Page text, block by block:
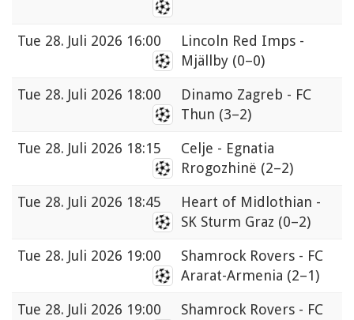
Tue 28. Juli 2026 16:00
Lincoln Red Imps -
Mjällby (0–0)
Tue 28. Juli 2026 18:00
Dinamo Zagreb - FC
Thun (3–2)
Tue 28. Juli 2026 18:15
Celje - Egnatia
Rrogozhinë (2–2)
Tue 28. Juli 2026 18:45
Heart of Midlothian -
SK Sturm Graz (0–2)
Tue 28. Juli 2026 19:00
Shamrock Rovers - FC
Ararat-Armenia (2–1)
Tue 28. Juli 2026 19:00
Shamrock Rovers - FC